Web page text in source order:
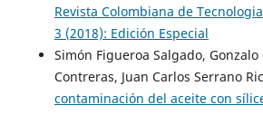
Revista Colombiana de
3 (2018): Edición Especial
Simón Figueroa Salgado,
Contreras, Juan Carlos Serrano
contaminación del aceite con